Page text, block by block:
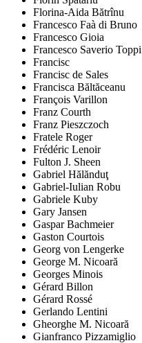
Florina-Aida Bătrînu
Francesco Faà di Bruno
Francesco Gioia
Francesco Saverio Toppi
Francisc
Francisc de Sales
Francisca Băltăceanu
François Varillon
Franz Courth
Franz Pieszczoch
Fratele Roger
Frédéric Lenoir
Fulton J. Sheen
Gabriel Hălănduţ
Gabriel-Iulian Robu
Gabriele Kuby
Gary Jansen
Gaspar Bachmeier
Gaston Courtois
Georg von Lengerke
George M. Nicoară
Georges Minois
Gérard Billon
Gérard Rossé
Gerlando Lentini
Gheorghe M. Nicoară
Gianfranco Pizzamiglio